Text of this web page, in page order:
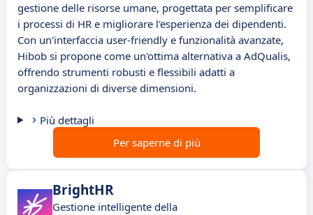
gestione delle risorse umane, progettata per semplificare
i processi di HR e migliorare l'esperienza dei dipendenti.
Con un'interfaccia user-friendly e funzionalità avanzate,
Hibob si propone come un'ottima alternativa a AdQualis,
offrendo strumenti robusti e flessibili adatti a
organizzazioni di diverse dimensioni.
Più dettagli
Per saperne di più
BrightHR
Gestione intelligente della